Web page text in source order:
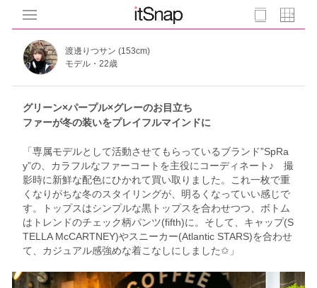
渡邊りつサン (153cm)
モデル・22歳
グリーン×パープル×グレーのお目立ち
ファーが冬の装いをプレイフルマインドに
「専属モデルとして活動させてもらっているブランド”SpRa
y”の、カラフルなファーコートを主役にコーディネート♪ 撮
影時に新鮮な配色にひかれて買い取りました。これ一枚で重
くなりがちな冬のスタイリングが、明るくなっていい感じで
す。トップスはシンプルな黒トップスを合わせつつ、ボトム
はトレンドのチェック柄パンツ(fifth)に。そして、キャップ(S
TELLA McCARTNEY)やスニーカー(Atlantic STARS)を合わせ
て、カジュアル感強めな着こなしにしました✩」